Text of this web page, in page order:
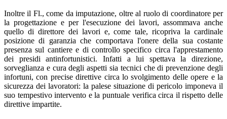
Inoltre il Fl., come da imputazione, oltre al ruolo di coordinatore per
la progettazione e per l'esecuzione dei lavori, assommava anche
quello di direttore dei lavori e, come tale, ricopriva la cardinale
posizione di garanzia che comportava l'onere della sua costante
presenza sul cantiere e di controllo specifico circa l'apprestamento
dei presidi antinfortunistici. Infatti a lui spettava la direzione,
sorveglianza e cura degli aspetti sia tecnici che di prevenzione degli
infortuni, con precise direttive circa lo svolgimento delle opere e la
sicurezza dei lavoratori: la palese situazione di pericolo imponeva il
suo tempestivo intervento e la puntuale verifica circa il rispetto delle
direttive impartite.